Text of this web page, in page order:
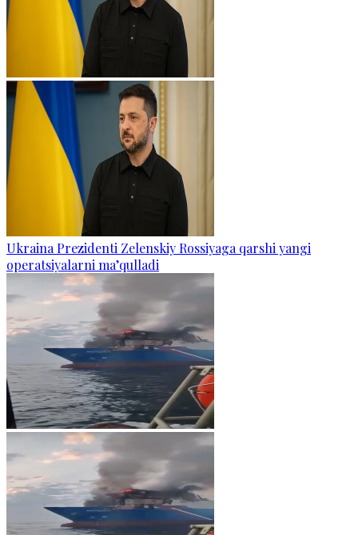
Ukraina Prezidenti Zelenskiy Rossiyaga qarshi yangi
operatsiyalarni ma’qulladi